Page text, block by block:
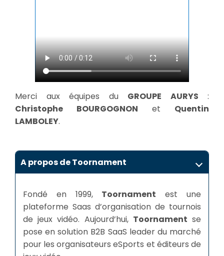
Merci aux équipes du GROUPE AURYS :
Christophe BOURGOGNON et Quentin
LAMBOLEY.
A propos de Toornament
Fondé en 1999, Toornament est une
plateforme Saas d’organisation de tournois
de jeux vidéo. Aujourd’hui, Toornament se
pose en solution B2B SaaS leader du marché
pour les organisateurs eSports et éditeurs de